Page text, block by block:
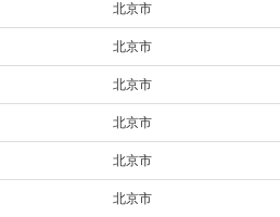
北京市
北京市
北京市
北京市
北京市
北京市